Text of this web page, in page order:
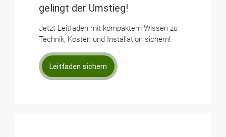
gelingt der Umstieg!
Jetzt Leitfaden mit kompaktem Wissen zu
Technik, Kosten und Installation sichern!
Leitfaden sichern